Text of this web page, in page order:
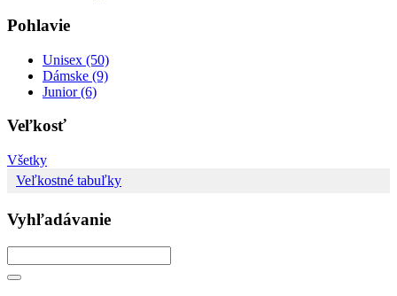
Pohlavie
Unisex (50)
Dámske (9)
Junior (6)
Veľkosť
Všetky
Veľkostné tabuľky
Vyhľadávanie